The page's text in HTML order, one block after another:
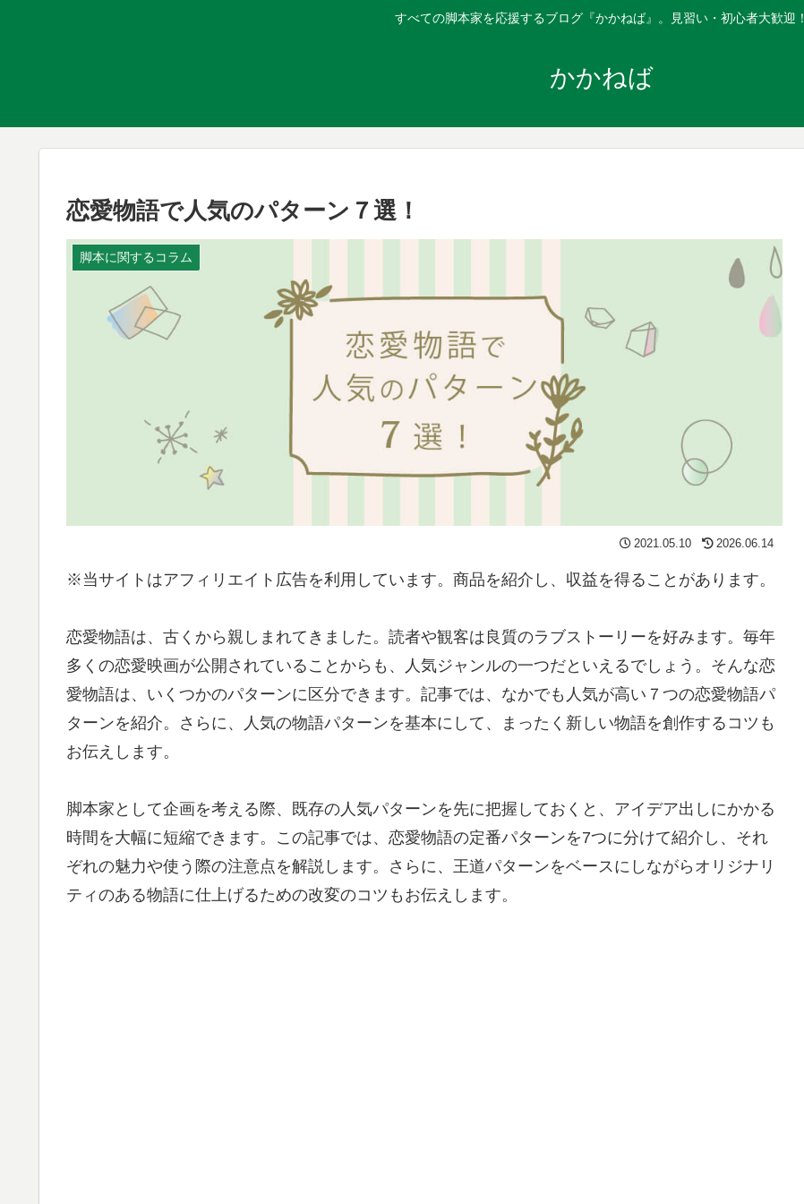
すべての脚本家を応援するブログ『かかねば』。見習い・初心者大歓迎！
かかねば
恋愛物語で人気のパターン７選！
脚本に関するコラム
2021.05.10 2026.06.14
※当サイトはアフィリエイト広告を利用しています。商品を紹介し、収益を得ることがあります。
恋愛物語は、古くから親しまれてきました。読者や観客は良質のラブストーリーを好みます。毎年
多くの恋愛映画が公開されていることからも、人気ジャンルの一つだといえるでしょう。そんな恋
愛物語は、いくつかのパターンに区分できます。記事では、なかでも人気が高い７つの恋愛物語パ
ターンを紹介。さらに、人気の物語パターンを基本にして、まったく新しい物語を創作するコツも
お伝えします。
脚本家として企画を考える際、既存の人気パターンを先に把握しておくと、アイデア出しにかかる
時間を大幅に短縮できます。この記事では、恋愛物語の定番パターンを7つに分けて紹介し、それ
ぞれの魅力や使う際の注意点を解説します。さらに、王道パターンをベースにしながらオリジナリ
ティのある物語に仕上げるための改変のコツもお伝えします。